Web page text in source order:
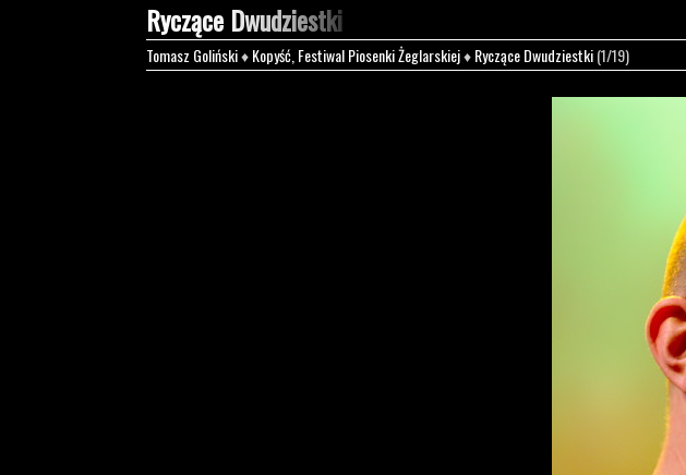
Ryczące Dwudziestki
Tomasz Goliński♦Kopyść, Festiwal Piosenki Żeglarskiej♦Ryczące Dwudziestki(1/19)